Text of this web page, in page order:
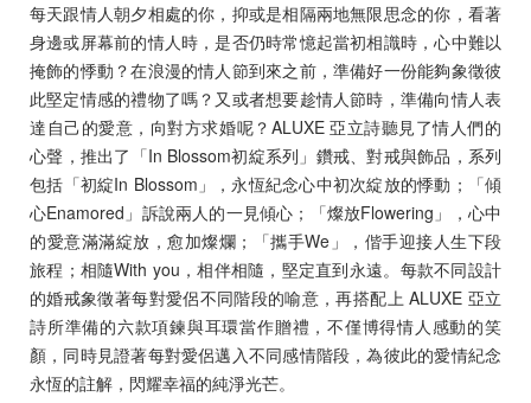
Engagement Rings
Wedding Bands
Diamond Jewellery
Disney Collection
Gold Jewellery
About ALUXE
Diamonds
每天跟情人朝夕相處的你，抑或是相隔兩地無限思念的你，看著
身邊或屏幕前的情人時，是否仍時常憶起當初相識時，心中難以
掩飾的悸動？在浪漫的情人節到來之前，準備好一份能夠象徵彼
此堅定情感的禮物了嗎？又或者想要趁情人節時，準備向情人表
達自己的愛意，向對方求婚呢？ALUXE 亞立詩聽見了情人們的
心聲，推出了「In Blossom初綻系列」鑽戒、對戒與飾品，系列
包括「初綻In Blossom」，永恆紀念心中初次綻放的悸動；「傾
心Enamored」訴說兩人的一見傾心；「燦放Flowering」，心中
的愛意滿滿綻放，愈加燦爛；「攜手We」，偕手迎接人生下段
旅程；相隨With you，相伴相隨，堅定直到永遠。每款不同設計
的婚戒象徵著每對愛侶不同階段的喻意，再搭配上 ALUXE 亞立
詩所準備的六款項鍊與耳環當作贈禮，不僅博得情人感動的笑
顏，同時見證著每對愛侶邁入不同感情階段，為彼此的愛情紀念
永恆的註解，閃耀幸福的純淨光芒。